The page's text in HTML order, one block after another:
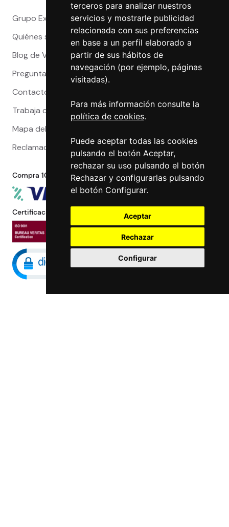
terceros para analizar nuestros
servicios y mostrarle publicidad
relacionada con sus preferencias
en base a un perfil elaborado a
partir de sus hábitos de
navegación (por ejemplo, páginas
visitadas).
Para más información consulte la
política de cookies.
Puede aceptar todas las cookies
pulsando el botón Aceptar,
rechazar su uso pulsando el botón
Rechazar y configurarlas pulsando
el botón Configurar.
Aceptar
Rechazar
Configurar
Grupo Exact
Quiénes somos
Blog de Viajeros
Preguntas Frecuentes
Contacto
Trabaja con nosotros
Mapa del sitio
Reclamaciones
Compra 100% segura
Certificaciones